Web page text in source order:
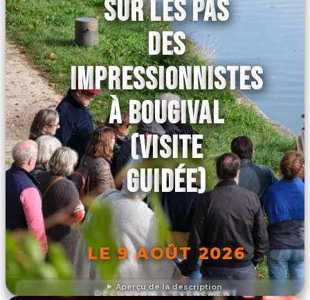
Aperçu de la description
SUR LES PAS
DES
IMPRESSIONNISTES
À BOUGIVAL
(VISITE
GUIDÉE)
LE 9 AOÛT 2026
DÉCOUVRIR L'ÉVÉNEMENT